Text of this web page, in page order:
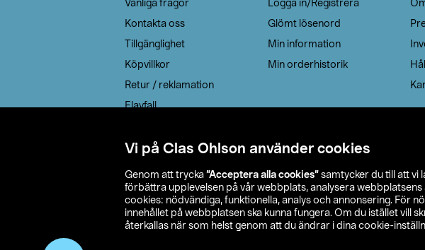
Vi på Clas Ohlson använder cookies
Genom att trycka ”Acceptera alla cookies” samtycker du till att vi
förbättra upplevelsen på vår webbplats, analysera
cookies: nödvändiga, funktionella, analys och annonsering. För
innehållet på webbplatsen ska kunna fungera. Om du istället vill
återkallas när som helst genom att du ändrar i dina cookie-
Vanliga frågor
Kontakta oss
Tillgänglighet
Köpvillkor
Retur / reklamation
Elavfall
Leveransalternativ
Logga in/Registrera
Glömt lösenord
Min information
Min orderhistorik